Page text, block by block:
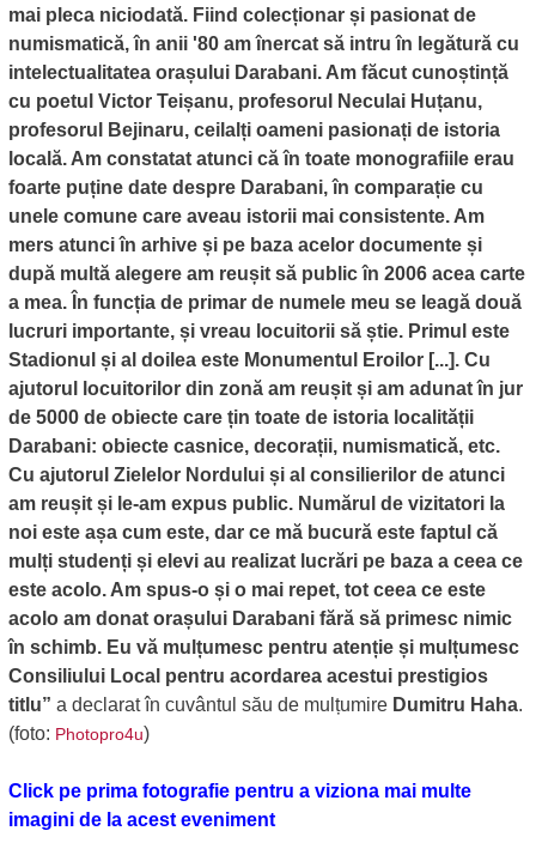
mai pleca niciodată. Fiind colecționar și pasionat de
numismatică, în anii '80 am înercat să intru în legătură cu
intelectualitatea orașului Darabani. Am făcut cunoștință
cu poetul Victor Teișanu, profesorul Neculai Huțanu,
profesorul Bejinaru, ceilalți oameni pasionați de istoria
locală. Am constatat atunci că în toate monografiile erau
foarte puține date despre Darabani, în comparație cu
unele comune care aveau istorii mai consistente. Am
mers atunci în arhive și pe baza acelor documente și
după multă alegere am reușit să public în 2006 acea carte
a mea. În funcția de primar de numele meu se leagă două
lucruri importante, și vreau locuitorii să știe. Primul este
Stadionul și al doilea este Monumentul Eroilor [...]. Cu
ajutorul locuitorilor din zonă am reușit și am adunat în jur
de 5000 de obiecte care țin toate de istoria localității
Darabani: obiecte casnice, decorații, numismatică, etc.
Cu ajutorul Zielelor Nordului și al consilierilor de atunci
am reușit și le-am expus public. Numărul de vizitatori la
noi este așa cum este, dar ce mă bucură este faptul că
mulți studenți și elevi au realizat lucrări pe baza a ceea ce
este acolo. Am spus-o și o mai repet, tot ceea ce este
acolo am donat orașului Darabani fără să primesc nimic
în schimb. Eu vă mulțumesc pentru atenție și mulțumesc
Consiliului Local pentru acordarea acestui prestigios
titlu” a declarat în cuvântul său de mulțumire Dumitru Haha.
(foto: Photopro4u)
Click pe prima fotografie pentru a viziona mai multe
imagini de la acest eveniment